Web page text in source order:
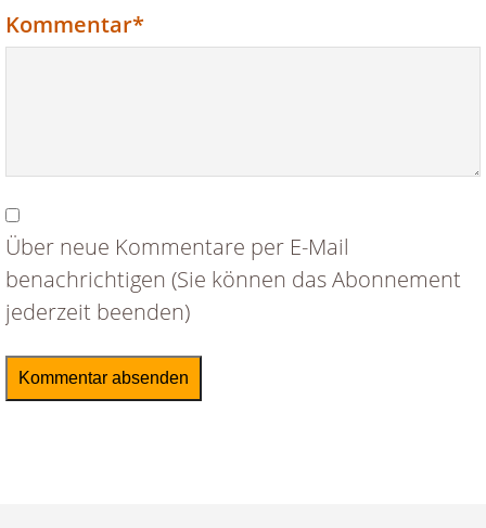
Pflichtfeld
Kommentar*
Über neue Kommentare per E-Mail
benachrichtigen (Sie können das Abonnement
jederzeit beenden)
Kommentar absenden